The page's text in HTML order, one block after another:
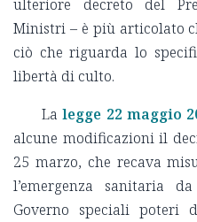
ulteriore decreto del
Ministri – è più articolato
ciò che riguarda lo
libertà di culto.
Lalegge 22 maggio
alcune modificazioni il
25 marzo, che recava
l’emergenza sanitaria
Governo speciali poteri